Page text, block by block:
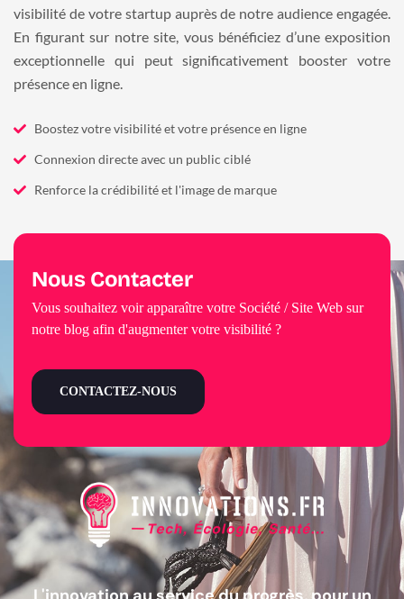
visibilité de votre startup auprès de notre audience engagée.
En figurant sur notre site, vous bénéficiez d’une exposition
exceptionnelle qui peut significativement booster votre
présence en ligne.
Boostez votre visibilité et votre présence en ligne
Connexion directe avec un public ciblé
Renforce la crédibilité et l'image de marque
Nous Contacter
Vous souhaitez voir apparaître votre Société / Site Web sur
notre blog afin d'augmenter votre visibilité ?
CONTACTEZ-NOUS